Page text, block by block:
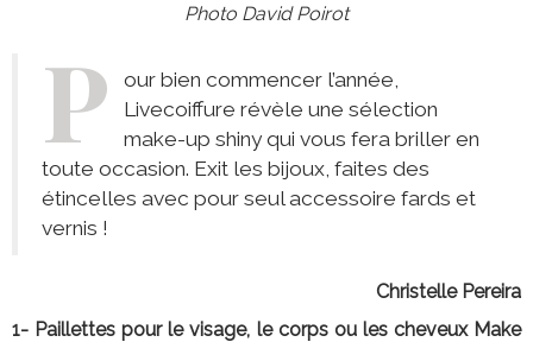
Photo David Poirot
P
our bien commencer l’année,
Livecoiffure révèle une sélection
make-up shiny qui vous fera briller en
toute occasion. Exit les bijoux, faites des
étincelles avec pour seul accessoire fards et
vernis !
Christelle Pereira
1- Paillettes pour le visage, le corps ou les cheveux Make